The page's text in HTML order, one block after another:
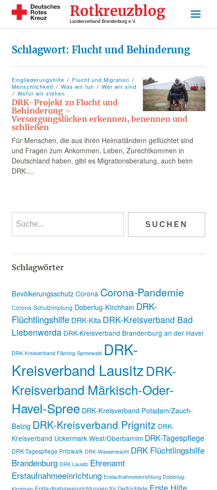
Rotkreuzblog
Landesverband Brandenburg e.V.
Schlagwort: Flucht und Behinderung
Eingliederungshilfe
Flucht und Migration
Menschlichkeit
Was wir tun
Wer wir sind
Wofür wir stehen
DRK-Projekt zu Flucht und
Behinderung –
Versorgungslücken erkennen, benennen und
schließen
Für Menschen, die aus ihren Heimatländern geflüchtet sind
und Fragen zum Ankommen, Leben, Zurechtkommen in
Deutschland haben, gibt es Migrationsberatung, auch beim
DRK.…
Schlagwörter
Bevölkerungsschutz Corona Corona-Pandemie
Corona-Schutzimpfung Doberlug-Kirchhain DRK-
Flüchtlingshilfe DRK-Kita DRK-Kreisverband Bad
Liebenwerda DRK-Kreisverband Brandenburg an der Havel
DRK-Kreisverband Fläming-Spreewald DRK-
Kreisverband LausitzDRK-
Kreisverband Märkisch-Oder-
Havel-Spree DRK-Kreisverband Potsdam/Zauch-
Belzig DRK-Kreisverband Prignitz DRK-
Kreisverband Uckermark West/Oberbarnim DRK-Tagespflege
DRK-Tagespflege Pritzwalk DRK-Wasserwacht DRK Flüchtlingshilfe
Brandenburg DRK Lausitz Ehrenamt
Erstaufnahmeeinrichtung Erstaufnahmeeinrichtung Doberlug-
Erstaufnahmeeinrichtungen für Geflüchtete Erste Hilfe